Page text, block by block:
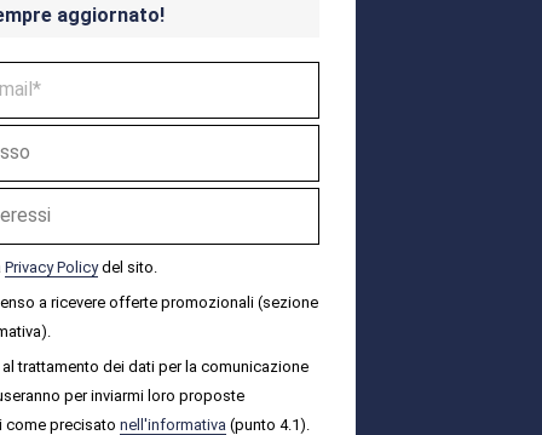
aggiornato!
Privacy Policydel sito.
a ricevere offerte promozionali (sezione
trattamento dei dati per la comunicazione
per inviarmi loro proposte
come precisato nell'informativa (punto 4.1).